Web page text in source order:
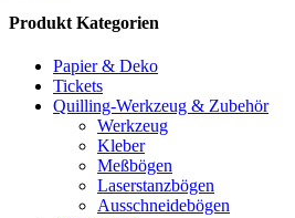
Produkt Kategorien
Papier & Deko
Tickets
Quilling-Werkzeug & Zubehör
Werkzeug
Kleber
Meßbögen
Laserstanzbögen
Ausschneidebögen